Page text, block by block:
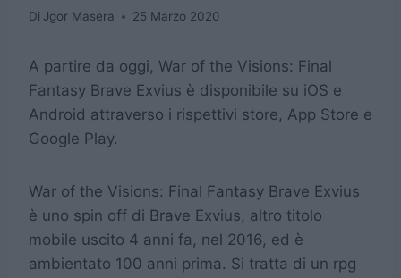
Di Jgor Masera 25 Marzo 2020
A partire da oggi, War of the Visions: Final
Fantasy Brave Exvius è disponibile su iOS e
Android attraverso i rispettivi store, App Store e
Google Play.
War of the Visions: Final Fantasy Brave Exvius
è uno spin off di Brave Exvius, altro titolo
mobile uscito 4 anni fa, nel 2016, ed è
ambientato 100 anni prima. Si tratta di un rpg